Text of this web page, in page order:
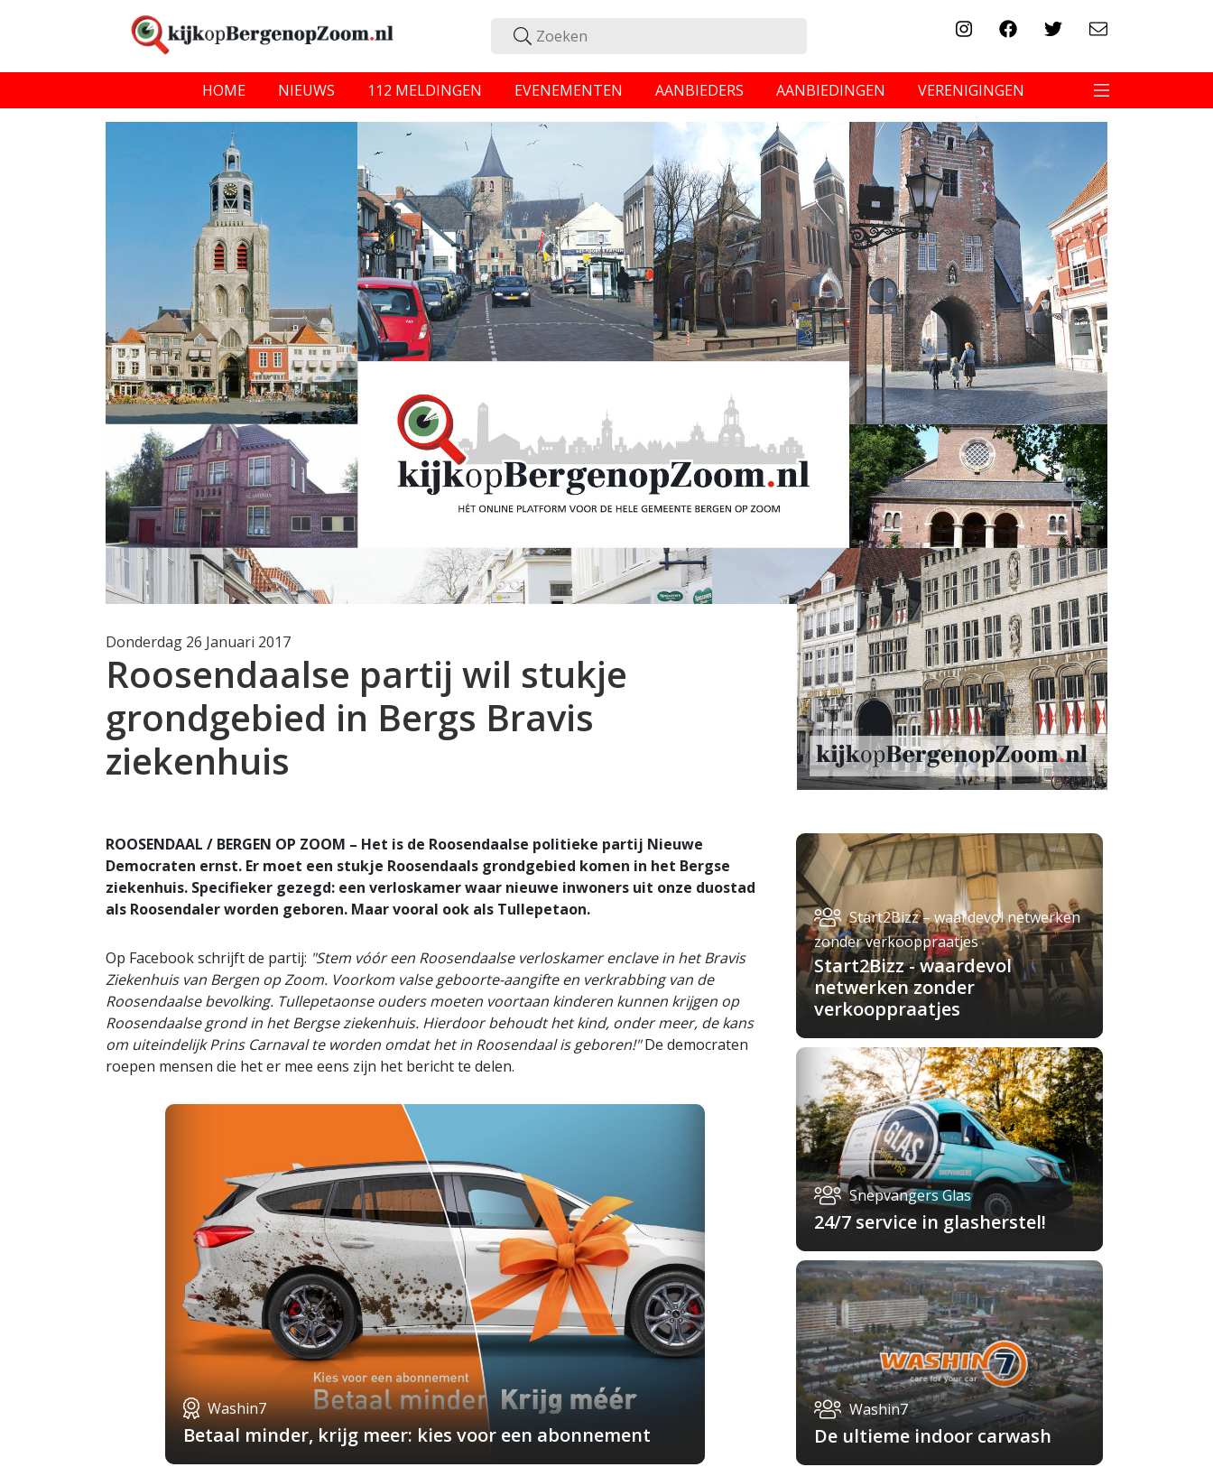
HOME NIEUWS 112 MELDINGEN EVENEMENTEN AANBIEDERS AANBIEDINGEN VERENIGINGEN
Donderdag 26 Januari 2017
Roosendaalse partij wil stukje
grondgebied in Bergs Bravis
ziekenhuis
ROOSENDAAL / BERGEN OP ZOOM – Het is de Roosendaalse politieke partij Nieuwe
Democraten ernst. Er moet een stukje Roosendaals grondgebied komen in het Bergse
ziekenhuis. Specifieker gezegd: een verloskamer waar nieuwe inwoners uit onze duostad
als Roosendaler worden geboren. Maar vooral ook als Tullepetaon.
Op Facebook schrijft de partij: "Stem vóór een Roosendaalse verloskamer enclave in het Bravis
Ziekenhuis van Bergen op Zoom. Voorkom valse geboorte-aangifte en verkrabbing van de
Roosendaalse bevolking. Tullepetaonse ouders moeten voortaan kinderen kunnen krijgen op
Roosendaalse grond in het Bergse ziekenhuis. Hierdoor behoudt het kind, onder meer, de kans
om uiteindelijk Prins Carnaval te worden omdat het in Roosendaal is geboren!"De democraten
roepen mensen die het er mee eens zijn het bericht te delen.
Washin7
Betaal minder, krijg meer: kies voor een abonnement
Start2Bizz – waardevol netwerken
zonder verkooppraatjes
Start2Bizz - waardevol
netwerken zonder
verkooppraatjes
Snepvangers Glas
24/7 service in glasherstel!
Washin7
De ultieme indoor carwash